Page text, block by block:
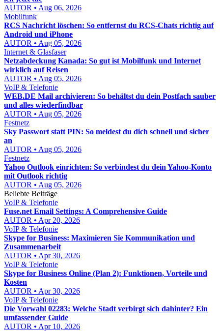
AUTOR • Aug 06, 2026
Mobilfunk
RCS Nachricht löschen: So entfernst du RCS-Chats richtig auf
Android und iPhone
AUTOR • Aug 05, 2026
Internet & Glasfaser
Netzabdeckung Kanada: So gut ist Mobilfunk und Internet
wirklich auf Reisen
AUTOR • Aug 05, 2026
VoIP & Telefonie
WEB.DE Mail archivieren: So behältst du dein Postfach sauber
und alles wiederfindbar
AUTOR • Aug 05, 2026
Festnetz
Sky Passwort statt PIN: So meldest du dich schnell und sicher
an
AUTOR • Aug 05, 2026
Festnetz
Yahoo Outlook einrichten: So verbindest du dein Yahoo-Konto
mit Outlook richtig
AUTOR • Aug 05, 2026
Beliebte Beiträge
VoIP & Telefonie
Fuse.net Email Settings: A Comprehensive Guide
AUTOR • Apr 20, 2026
VoIP & Telefonie
Skype for Business: Maximieren Sie Kommunikation und
Zusammenarbeit
AUTOR • Apr 30, 2026
VoIP & Telefonie
Skype for Business Online (Plan 2): Funktionen, Vorteile und
Kosten
AUTOR • Apr 30, 2026
VoIP & Telefonie
Die Vorwahl 02283: Welche Stadt verbirgt sich dahinter? Ein
umfassender Guide
AUTOR • Apr 10, 2026